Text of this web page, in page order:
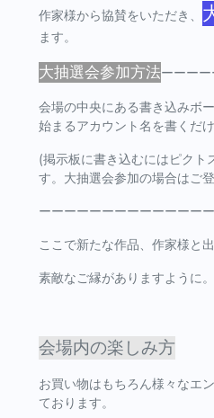
作家様から協賛をいただき、
ます。
大抽選会参加方法ーーー
会場の中央にある書き込みボ
始まるアカウント名を書くだ
(掲示板に書き込むにはピクト
す。大抽選会参加の場合はご
ーーーーーーーーーーーーー
ここで新たな作品、作家様と
素敵なご縁がありますように。
会場内の楽しみ方
お買い物はもちろん様々なエ
ております。